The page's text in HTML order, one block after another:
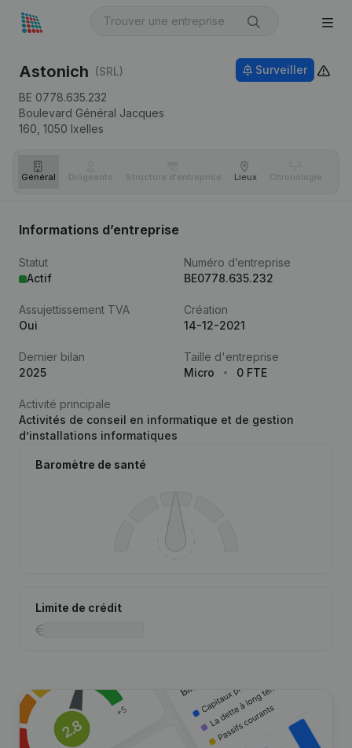
Astonich (SRL)
BE 0778.635.232
Boulevard Général Jacques
160, 1050 Ixelles
Surveiller
Général Dirigeants Structure d'entreprise Lieux Chronologie
Informations d’entreprise
Statut
Actif
Numéro d’entreprise
BE0778.635.232
Assujettissement TVA
Oui
Création
14-12-2021
Dernier bilan
2025
Taille d'entreprise
Micro
0 FTE
Activité principale
Activités de conseil en informatique et de gestion
d’installations informatiques
Baromètre de santé
Limite de crédit